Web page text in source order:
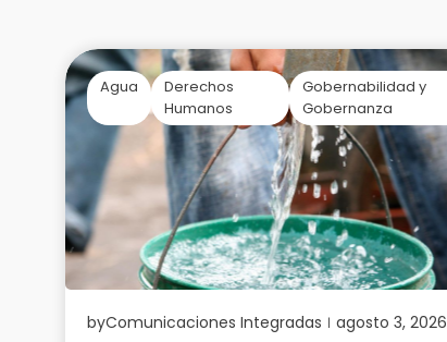
Agua
Derechos
Humanos
Gobernabilidad y
Gobernanza
byComunicaciones Integradas agosto 3, 2026